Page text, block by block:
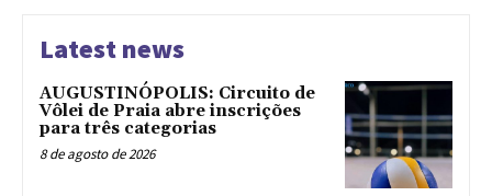
Latest news
AUGUSTINÓPOLIS: Circuito de
Vôlei de Praia abre inscrições
para três categorias
8 de agosto de 2026